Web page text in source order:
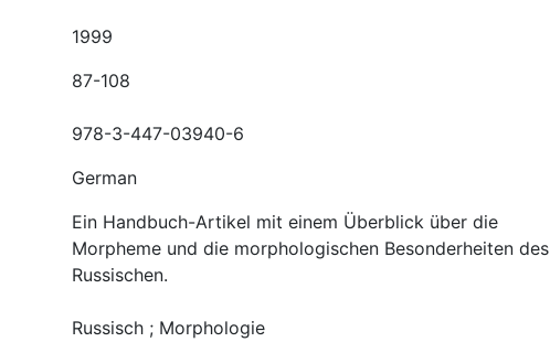
1999
87-108
978-3-447-03940-6
German
Ein Handbuch-Artikel mit einem Überblick über die
Morpheme und die morphologischen Besonderheiten des
Russischen.
Russisch ; Morphologie